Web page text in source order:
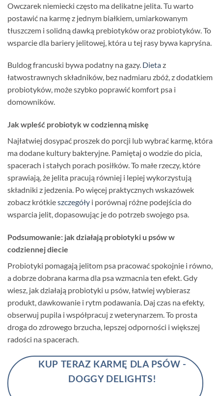
Owczarek niemiecki często ma delikatne jelita. Tu warto
postawić na karmę z jednym białkiem, umiarkowanym
tłuszczem i solidną dawką prebiotyków oraz probiotyków. To
wsparcie dla bariery jelitowej, która u tej rasy bywa kapryśna.
Buldog francuski bywa podatny na gazy. Dietaz
łatwostrawnych składników, bez nadmiaru zbóż, z dodatkiem
probiotyków, może szybko poprawić komfort psa i
domowników.
Jak wpleść probiotyk w codzienną miskę
Najłatwiej dosypać proszek do porcji lub wybrać karmę, która
ma dodane kultury bakteryjne. Pamiętaj o wodzie do picia,
spacerach i stałych porach posiłków. To małe rzeczy, które
sprawiają, że jelita pracują równiej i lepiej wykorzystują
składniki z jedzenia. Po więcej praktycznych wskazówek
zobacz krótkieszczegóły i porównaj różne podejścia do
wsparcia jelit, dopasowując je do potrzeb swojego psa.
Podsumowanie: jak działają probiotyki u psów w
codziennej diecie
Probiotyki pomagają jelitom psa pracować spokojnie i równo,
a dobrze dobrana karma dla psa wzmacnia ten efekt. Gdy
wiesz, jak działają probiotyki u psów, łatwiej wybierasz
produkt, dawkowanie i rytm podawania. Daj czas na efekty,
obserwuj pupila i współpracuj z weterynarzem. To prosta
droga do zdrowego brzucha, lepszej odporności i większej
radości na spacerach.
KUP TERAZ KARMĘ DLA PSÓW -
DOGGY DELIGHTS!